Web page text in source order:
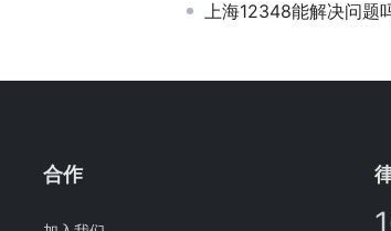
上海12348能解决问题
合作